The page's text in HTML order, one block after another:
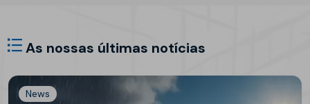
As nossas últimas notícias
News